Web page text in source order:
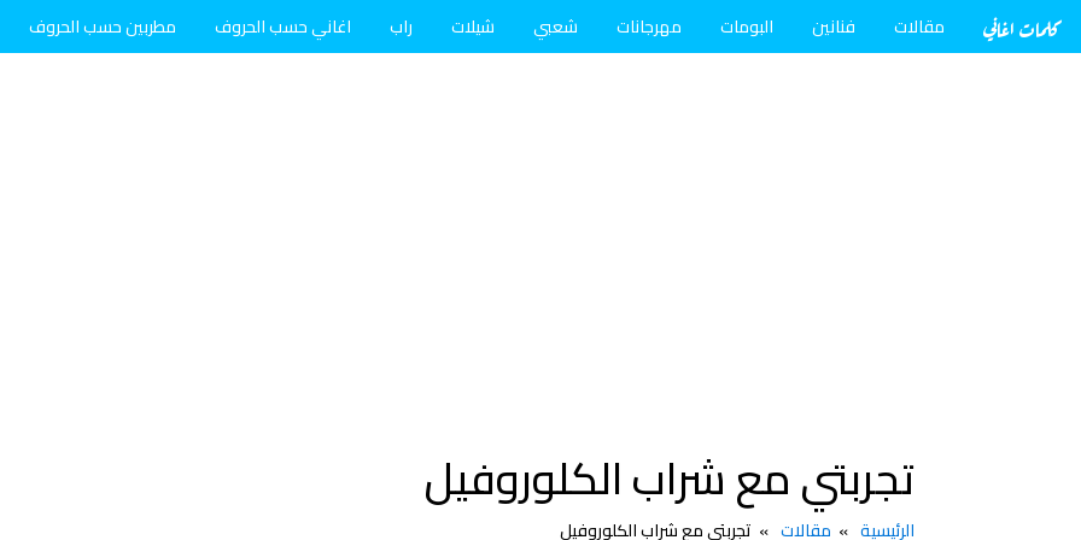
كلمات اغاني مقالات فنانين البومات مهرجانات شعبي شيلات راب اغاني حسب الحروف مطربين حسب الحروف
تجربتي مع شراب الكلوروفيل
الرئيسية مقالات تجربتي مع شراب الكلوروفيل